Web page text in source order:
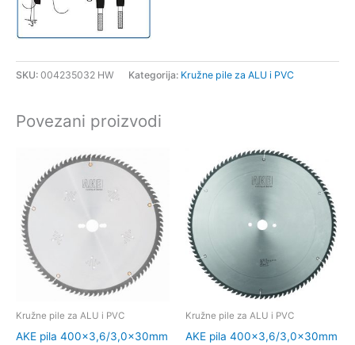
SKU: 004235032 HW Kategorija: Kružne pile za ALU i PVC
Povezani proizvodi
Kružne pile za ALU i PVC
AKE pila 400×3,6/3,0x30mm
Kružne pile za ALU i PVC
AKE pila 400×3,6/3,0x30mm